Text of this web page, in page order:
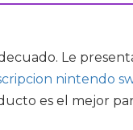
Le
nintendo
es el mejor